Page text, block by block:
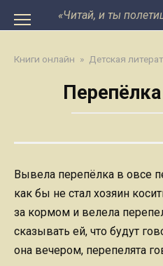
«Читай, и ты
Книги онлайн » Детская
Вывела перепёлка в овсе
как бы не стал хозяин
за кормом и велела
сказывать ей, что будут
она вечером, перепелята